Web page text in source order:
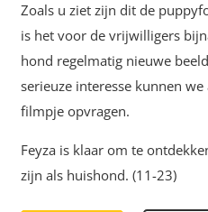
Zoals u ziet zijn dit de
is het voor de vrijwilligers
hond regelmatig nieuwe
serieuze interesse kunnen
filmpje opvragen.
Feyza is klaar om te
zijn als huishond. (11-23)